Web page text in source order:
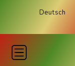
Deutsch